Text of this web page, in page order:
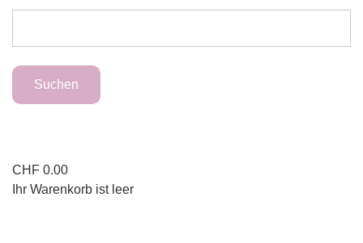
CHF 0.00
Ihr Warenkorb ist leer